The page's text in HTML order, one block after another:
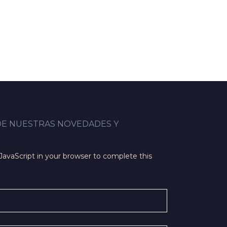
NUESTRAS NOVEDADES Y
in your browser to complete this